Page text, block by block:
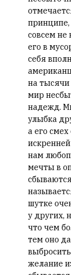
совсем
его в
себя
на тысячи
мир
надежд.
улыбка
а его
нам
мечты в
шутке
у других,
что чем
тем оно
желание